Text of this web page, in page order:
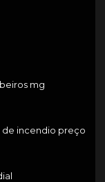
mg
de incendio preço